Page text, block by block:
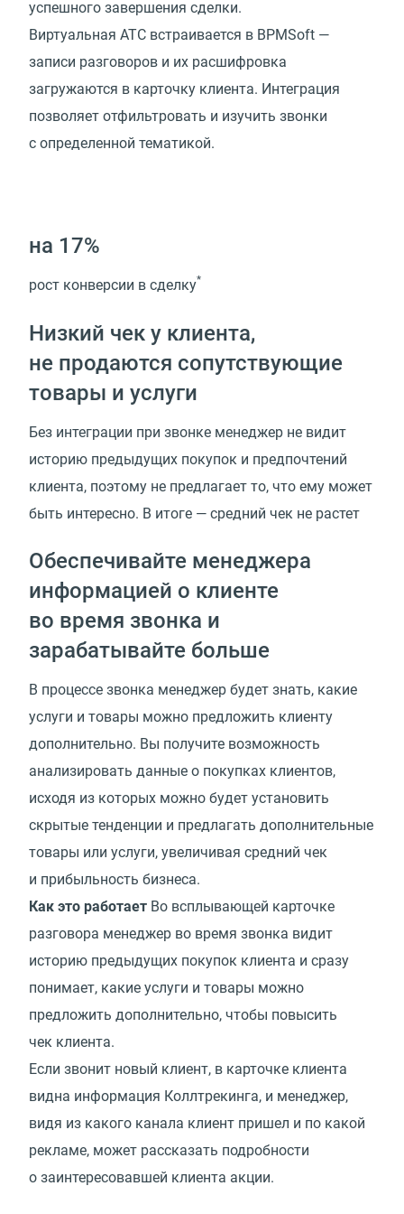
успешного завершения сделки.
Виртуальная АТС встраивается в BPMSoft —
записи разговоров и их расшифровка
загружаются в карточку клиента. Интеграция
позволяет отфильтровать и изучить звонки
с определенной тематикой.
на 17%
рост конверсии в сделку*
Низкий чек у клиента,
не продаются сопутствующие
товары и услуги
Без интеграции при звонке менеджер не видит
историю предыдущих покупок и предпочтений
клиента, поэтому не предлагает то, что ему может
быть интересно. В итоге — средний чек не растет
Обеспечивайте менеджера
информацией о клиенте
во время звонка и
зарабатывайте больше
В процессе звонка менеджер будет знать, какие
услуги и товары можно предложить клиенту
дополнительно. Вы получите возможность
анализировать данные о покупках клиентов,
исходя из которых можно будет установить
скрытые тенденции и предлагать дополнительные
товары или услуги, увеличивая средний чек
и прибыльность бизнеса.
Как это работает Во всплывающей карточке
разговора менеджер во время звонка видит
историю предыдущих покупок клиента и сразу
понимает, какие услуги и товары можно
предложить дополнительно, чтобы повысить
чек клиента.
Если звонит новый клиент, в карточке клиента
видна информация Коллтрекинга, и менеджер,
видя из какого канала клиент пришел и по какой
рекламе, может рассказать подробности
о заинтересовавшей клиента акции.